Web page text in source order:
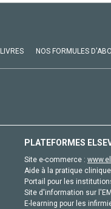
LIVRES NOS FORMULES
PLATEFORMES
Site e-commerce :
Aide à la pratique
Portail pour les
Site d'information sur
E-learning pour les